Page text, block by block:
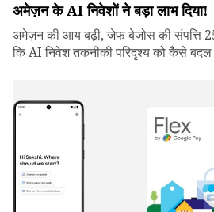
अमेज़न के AI निवेशों ने बड़ा लाभ दिया!
अमेज़न की आय बढ़ी, जेफ बेजोस की संपत्ति
कि AI निवेश तकनीकी परिदृश्य को कैसे बदल